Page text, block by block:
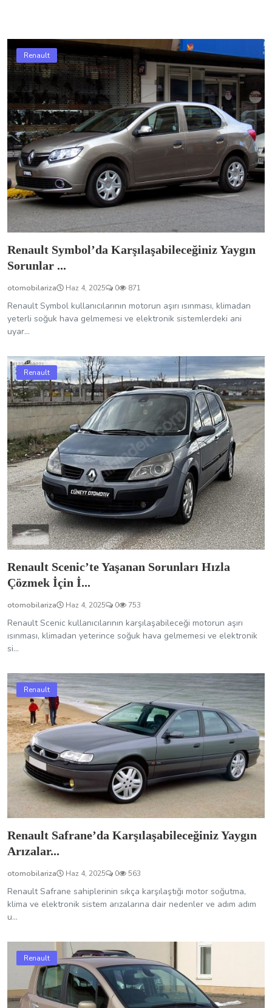
Renault Symbol’da Karşılaşabileceğiniz Yaygın
Sorunlar ...
otomobilariza Haz 4, 2025 0 871
Renault Symbol kullanıcılarının motorun aşırı ısınması, klimadan
yeterli soğuk hava gelmemesi ve elektronik sistemlerdeki ani
uyar...
Renault
Renault Scenic’te Yaşanan Sorunları Hızla
Çözmek İçin İ...
otomobilariza Haz 4, 2025 753
Renault Scenic kullanıcılarının karşılaşabileceği motorun aşırı
ısınması, klimadan yeterince soğuk hava gelmemesi ve elektronik
si...
Renault
Renault Safrane’da Karşılaşabileceğiniz Yaygın
Arızalar...
otomobilariza Haz 4, 2025 0 563
Renault Safrane sahiplerinin sıkça karşılaştığı motor soğutma,
klima ve elektronik sistem arızalarına dair nedenler ve adım adım
Renault
Renault Modus Arızalarında Kolayca Çözüm
Bulmanın Yolla...